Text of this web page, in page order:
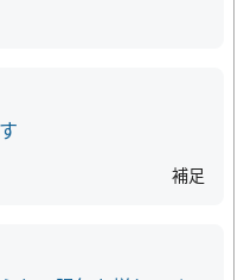
補足